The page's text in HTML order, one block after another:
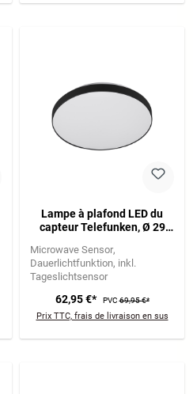
Lampe à plafond LED du
capteur Telefunken, Ø 29
Microwave Sensor
Dauerlichtfunktion inkl.
Tageslichtsensor
62,95 €* PVC69,95 €*
Prix TTC, frais de livraison en sus